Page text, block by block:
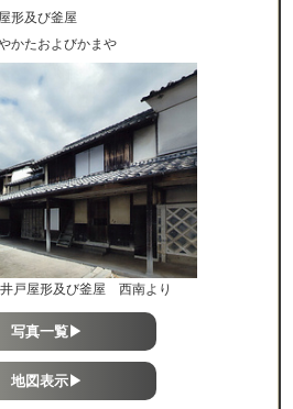
形及び釜屋
かたおよびかまや
井戸屋形及び釜屋 西南より
写真一覧▶
地図表示▶